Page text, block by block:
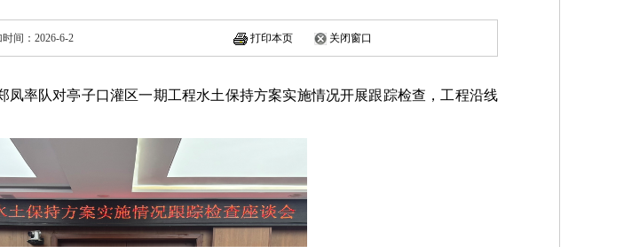
间：2026-6-2 打印本页 关闭窗口
率队对亭子口灌区一期工程水土保持方案实施情况开展跟踪检查，工程沿线